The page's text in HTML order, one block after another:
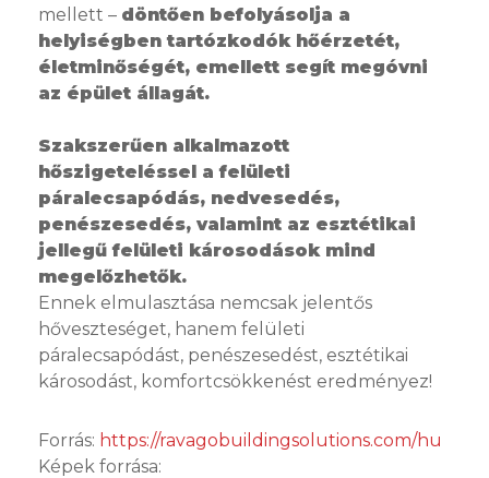
mellett – döntően befolyásolja a
helyiségben tartózkodók hőérzetét,
életminőségét, emellett segít megóvni
az épület állagát.
Szakszerűen alkalmazott
hőszigeteléssel a felületi
páralecsapódás, nedvesedés,
penészesedés, valamint az esztétikai
jellegű felületi károsodások mind
megelőzhetők.
Ennek elmulasztása nemcsak jelentős
hőveszteséget, hanem felületi
páralecsapódást, penészesedést, esztétikai
károsodást, komfortcsökkenést eredményez!
Forrás: https://ravagobuildingsolutions.com/hu
Képek forrása: